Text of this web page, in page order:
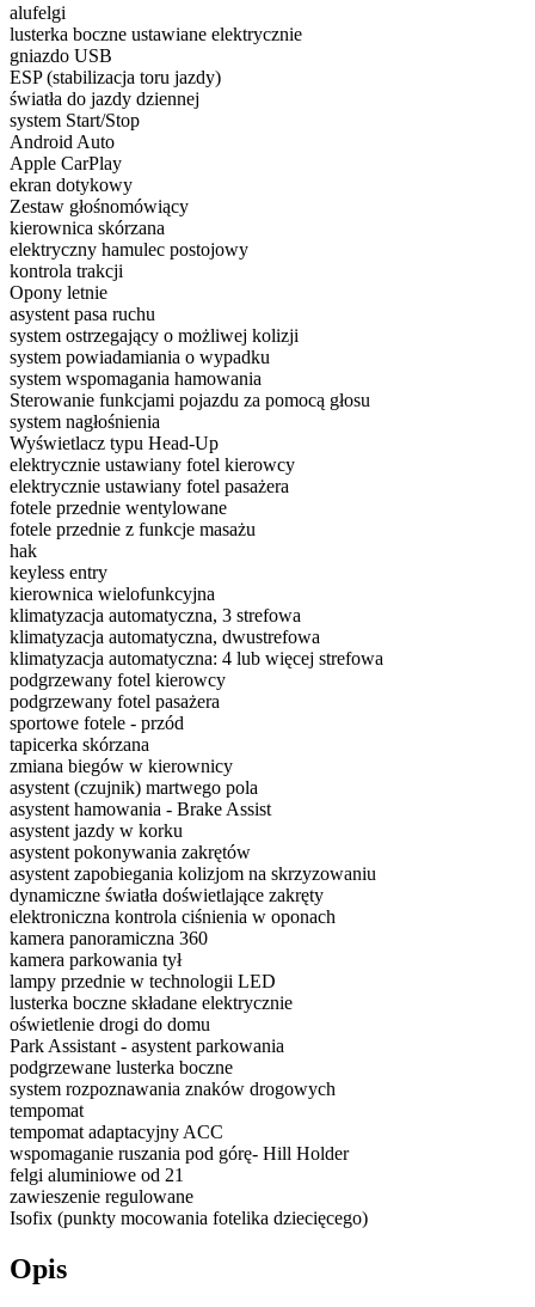
alufelgi
lusterka boczne ustawiane elektrycznie
gniazdo USB
ESP (stabilizacja toru jazdy)
światła do jazdy dziennej
system Start/Stop
Android Auto
Apple CarPlay
ekran dotykowy
Zestaw głośnomówiący
kierownica skórzana
elektryczny hamulec postojowy
kontrola trakcji
Opony letnie
asystent pasa ruchu
system ostrzegający o możliwej kolizji
system powiadamiania o wypadku
system wspomagania hamowania
Sterowanie funkcjami pojazdu za pomocą głosu
system nagłośnienia
Wyświetlacz typu Head-Up
elektrycznie ustawiany fotel kierowcy
elektrycznie ustawiany fotel pasażera
fotele przednie wentylowane
fotele przednie z funkcje masażu
hak
keyless entry
kierownica wielofunkcyjna
klimatyzacja automatyczna, 3 strefowa
klimatyzacja automatyczna, dwustrefowa
klimatyzacja automatyczna: 4 lub więcej strefowa
podgrzewany fotel kierowcy
podgrzewany fotel pasażera
sportowe fotele - przód
tapicerka skórzana
zmiana biegów w kierownicy
asystent (czujnik) martwego pola
asystent hamowania - Brake Assist
asystent jazdy w korku
asystent pokonywania zakrętów
asystent zapobiegania kolizjom na skrzyzowaniu
dynamiczne światła doświetlające zakręty
elektroniczna kontrola ciśnienia w oponach
kamera panoramiczna 360
kamera parkowania tył
lampy przednie w technologii LED
lusterka boczne składane elektrycznie
oświetlenie drogi do domu
Park Assistant - asystent parkowania
podgrzewane lusterka boczne
system rozpoznawania znaków drogowych
tempomat
tempomat adaptacyjny ACC
wspomaganie ruszania pod górę- Hill Holder
felgi aluminiowe od 21
zawieszenie regulowane
Isofix (punkty mocowania fotelika dziecięcego)
Opis